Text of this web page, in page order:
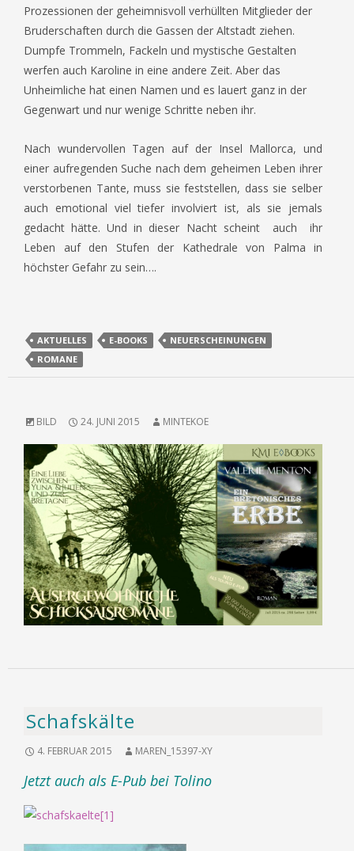
Prozessionen der geheimnisvoll verhüllten Mitglieder der
Bruderschaften durch die Gassen der Altstadt ziehen.
Dumpfe Trommeln, Fackeln und mystische Gestalten
werfen auch Karoline in eine andere Zeit. Aber das
Unheimliche hat einen Namen und es lauert ganz in der
Gegenwart und nur wenige Schritte neben ihr.
Nach wundervollen Tagen auf der Insel Mallorca, und
einer aufregenden Suche nach dem geheimen Leben ihrer
verstorbenen Tante, muss sie feststellen, dass sie selber
auch emotional viel tiefer involviert ist, als sie jemals
gedacht hätte. Und in dieser Nacht scheint auch ihr
Leben auf den Stufen der Kathedrale von Palma in
höchster Gefahr zu sein….
AKTUELLES E-BOOKS
NEUERSCHEINUNGEN
ROMANE
BILD 24. JUNI 2015 MINTEKOE
Schafskälte
4. FEBRUAR 2015 MAREN_15397-XY
Jetzt auch als E-Pub bei Tolino